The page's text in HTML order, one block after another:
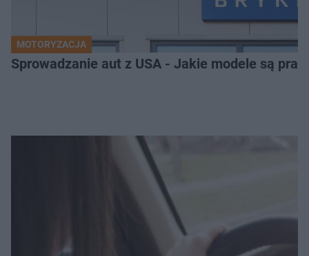
MOTORYZACJA
Sprowadzanie aut z USA - Jakie modele są